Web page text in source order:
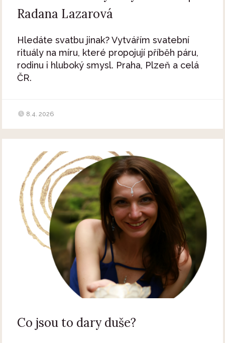
Radana Lazarová
Hledáte svatbu jinak? Vytvářím svatební
rituály na míru, které propojují příběh páru,
rodinu i hluboký smysl. Praha, Plzeň a celá
ČR.
8.4. 2026
Co jsou to dary duše?